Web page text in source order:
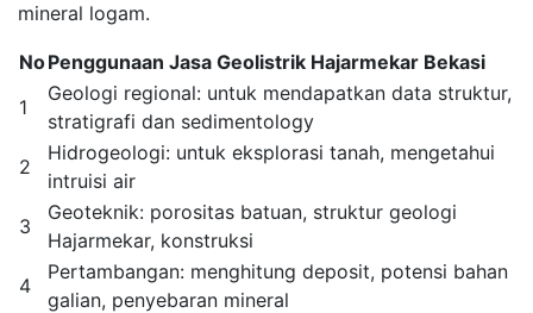
mineral logam.
NoPenggunaan Jasa Geolistrik Hajarmekar Bekasi
1
Geologi regional: untuk mendapatkan data struktur,
stratigrafi dan sedimentology
2
Hidrogeologi: untuk eksplorasi tanah, mengetahui
intruisi air
3
Geoteknik: porositas batuan, struktur geologi
Hajarmekar, konstruksi
4
Pertambangan: menghitung deposit, potensi bahan
galian, penyebaran mineral